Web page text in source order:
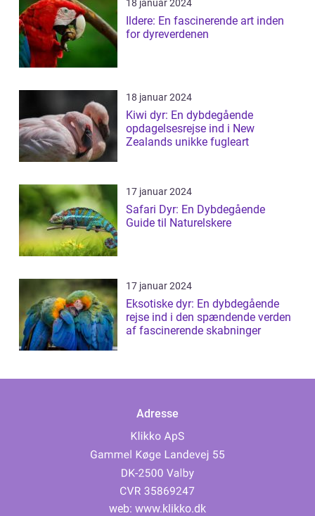
18 januar 2024
Ildere: En fascinerende art inden
for dyreverdenen
18 januar 2024
Kiwi dyr: En dybdegående
opdagelsesrejse ind i New
Zealands unikke fugleart
17 januar 2024
Safari Dyr: En Dybdegående
Guide til Naturelskere
17 januar 2024
Eksotiske dyr: En dybdegående
rejse ind i den spændende verden
af fascinerende skabninger
Adresse
web: www.klikko.dk